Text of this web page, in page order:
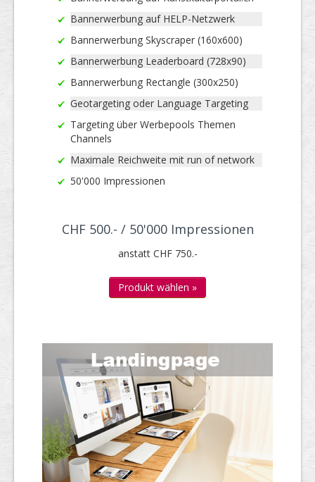
Bannerwerbung auf HELP-Netzwerk
Bannerwerbung Skyscraper (160x600)
Bannerwerbung Leaderboard (728x90)
Bannerwerbung Rectangle (300x250)
Geotargeting oder Language Targeting
Targeting über Werbepools Themen
Channels
Maximale Reichweite mit run of network
50'000 Impressionen
CHF 500.- / 50'000 Impressionen
anstatt CHF 750.-
Produkt wählen »